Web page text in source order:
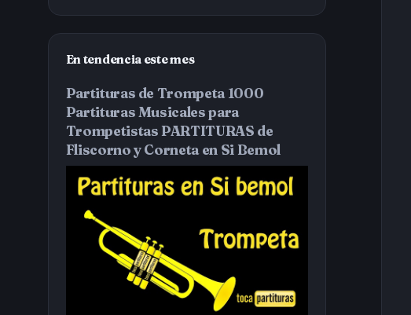
En tendencia este mes
Partituras de Trompeta 1000
Partituras Musicales para
Trompetistas PARTITURAS de
Fliscorno y Corneta en Si Bemol